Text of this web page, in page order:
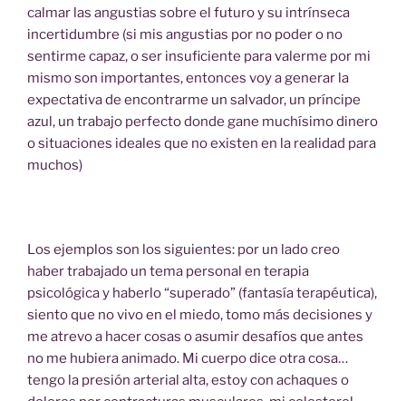
calmar las angustias sobre el futuro y su intrínseca
incertidumbre (si mis angustias por no poder o no
sentirme capaz, o ser insuficiente para valerme por mi
mismo son importantes, entonces voy a generar la
expectativa de encontrarme un salvador, un príncipe
azul, un trabajo perfecto donde gane muchísimo dinero
o situaciones ideales que no existen en la realidad para
muchos)
Los ejemplos son los siguientes: por un lado creo
haber trabajado un tema personal en terapia
psicológica y haberlo “superado” (fantasía terapéutica),
siento que no vivo en el miedo, tomo más decisiones y
me atrevo a hacer cosas o asumir desafíos que antes
no me hubiera animado. Mi cuerpo dice otra cosa…
tengo la presión arterial alta, estoy con achaques o